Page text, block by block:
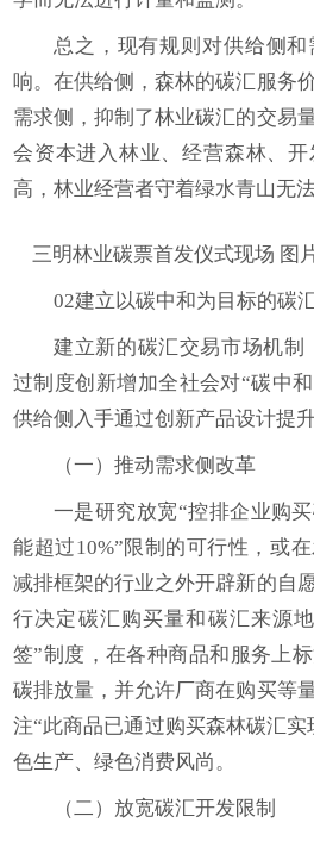
总之，现有规则对供给侧
响。在供给侧，森林的碳汇服务
需求侧，抑制了林业碳汇的交易
会资本进入林业、经营森林、
高，林业经营者守着绿水青山无
三明林业碳票首发仪式现场 图
02建立以碳中和为目标的碳
建立新的碳汇交易市场机制
过制度创新增加全社会对“碳中
供给侧入手通过创新产品设计提
（一）推动需求侧改革
一是研究放宽“控排企业购
能超过10%”限制的可行性，或
减排框架的行业之外开辟新的自
行决定碳汇购买量和碳汇来源
签”制度，在各种商品和服务上
碳排放量，并允许厂商在购买等
注“此商品已通过购买森林碳汇
色生产、绿色消费风尚。
（二）放宽碳汇开发限制